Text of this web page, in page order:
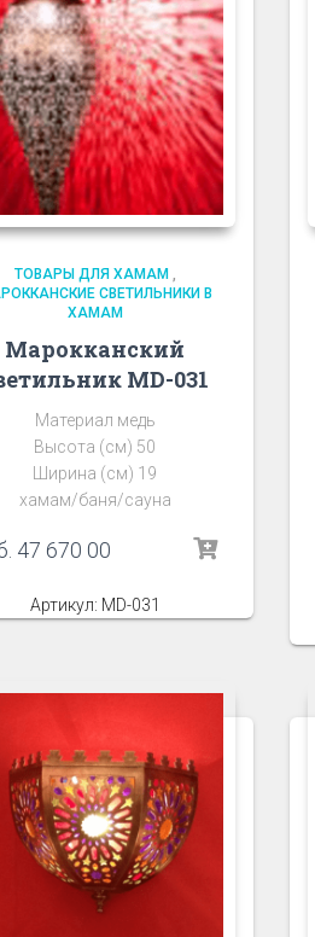
ТОВАРЫ ДЛЯ ХАМАМ,
СВЕТИЛЬНИКИ В
ХАМАМ
Марокканский
MD-031
Материал медь
Высота (см) 50
Ширина (см) 19
хамам/баня/сауна
47 670 00
Артикул: MD-031